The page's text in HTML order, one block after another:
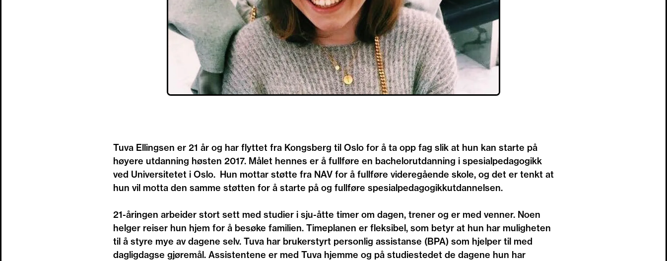
Tuva Ellingsen er 21 år og har flyttet fra Kongsberg til Oslo for å ta opp fag slik at hun kan starte på
høyere utdanning høsten 2017. Målet hennes er å fullføre en bachelorutdanning i spesialpedagogikk
ved Universitetet i Oslo. Hun mottar støtte fra NAV for å fullføre videregående skole, og det er tenkt at
hun vil motta den samme støtten for å starte på og fullføre spesialpedagogikkutdannelsen.
21-åringen arbeider stort sett med studier i sju-åtte timer om dagen, trener og er med venner. Noen
helger reiser hun hjem for å besøke familien. Timeplanen er fleksibel, som betyr at hun har muligheten
til å styre mye av dagene selv. Tuva har brukerstyrt personlig assistanse (BPA) som hjelper til med
dagligdagse gjøremål. Assistentene er med Tuva hjemme og på studiestedet de dagene hun har